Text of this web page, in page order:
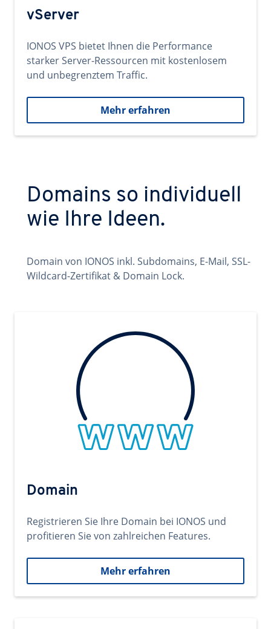
vServer
IONOS VPS bietet Ihnen die Performance
starker Server-Ressourcen mit kostenlosem
und unbegrenztem Traffic.
Mehr erfahren
Domains so individuell
wie Ihre Ideen.
Domain von IONOS inkl. Subdomains, E-Mail, SSL-
Wildcard-Zertifikat & Domain Lock.
Domain
Registrieren Sie Ihre Domain bei IONOS und
profitieren Sie von zahlreichen Features.
Mehr erfahren